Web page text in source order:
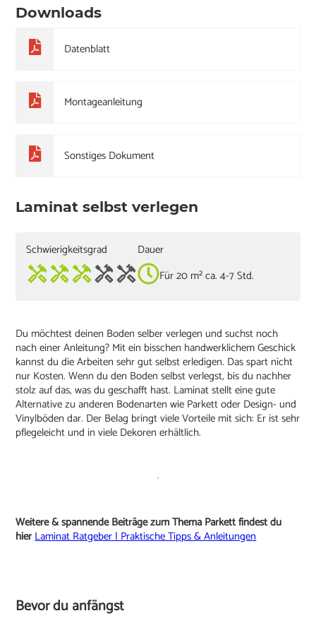
Downloads
Datenblatt
Montageanleitung
Sonstiges Dokument
Laminat selbst verlegen
Schwierigkeitsgrad
Dauer
Für 20 m² ca. 4-7 Std.
Du möchtest deinen Boden selber verlegen und suchst noch
nach einer Anleitung? Mit ein bisschen handwerklichem Geschick
kannst du die Arbeiten sehr gut selbst erledigen. Das spart nicht
nur Kosten. Wenn du den Boden selbst verlegst, bis du nachher
stolz auf das, was du geschafft hast. Laminat stellt eine gute
Alternative zu anderen Bodenarten wie Parkett oder Design- und
Vinylböden dar. Der Belag bringt viele Vorteile mit sich: Er ist sehr
pflegeleicht und in viele Dekoren erhältlich.
Weitere & spannende Beiträge zum Thema Parkett findest du
hierLaminat Ratgeber | Praktische Tipps & Anleitungen
Bevor du anfängst